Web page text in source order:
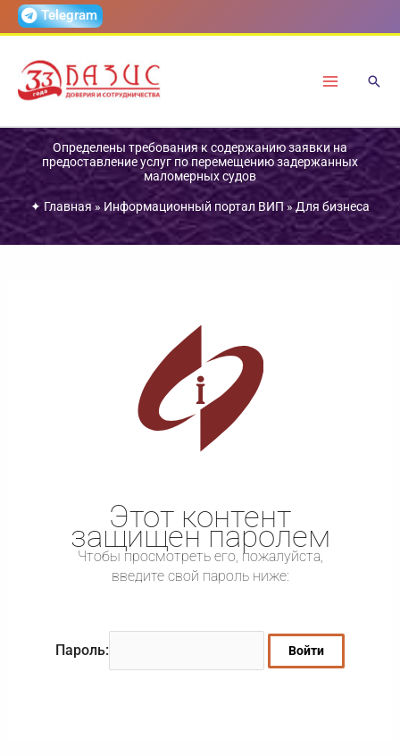
ПерейтиTelegram
Определены требования к содержанию заявки на
предоставление услуг по перемещению задержанных
маломерных судов
✦ Главная » Информационный портал ВИП»Для бизнеса
Этот контент
защищен паролем
Чтобы просмотреть его, пожалуйста,
введите свой пароль ниже:
Пароль: